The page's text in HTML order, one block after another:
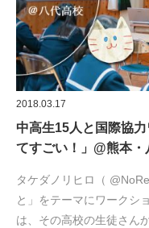
2018.03.17
中高生15人と国際協
てすごい！」@熊本・
タケダノリヒロ（
と」をテーマにワークシ
は、その高校の生徒さん